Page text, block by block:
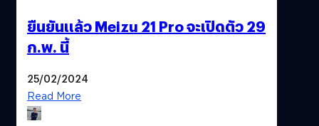
ยืนยันแล้ว Meizu 21 Pro จะเปิดตัว 29
ก.พ. นี้
25/02/2024
Read More